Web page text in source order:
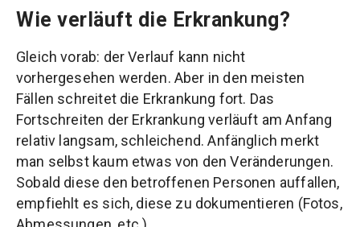
Wie verläuft die Erkrankung?
Gleich vorab: der Verlauf kann nicht
vorhergesehen werden. Aber in den meisten
Fällen schreitet die Erkrankung fort. Das
Fortschreiten der Erkrankung verläuft am Anfang
relativ langsam, schleichend. Anfänglich merkt
man selbst kaum etwas von den Veränderungen.
Sobald diese den betroffenen Personen auffallen,
empfiehlt es sich, diese zu dokumentieren (Fotos,